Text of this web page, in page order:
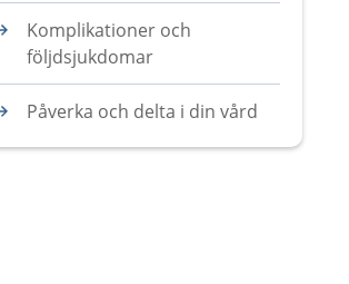
Komplikationer och
följdsjukdomar
Påverka och delta i din vård